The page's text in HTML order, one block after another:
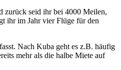
zurück seid ihr bei 4000 Meilen,
ihr im Jahr vier Flüge für den
Nach Kuba geht es z.B. häufig
mehr als die halbe Miete auf